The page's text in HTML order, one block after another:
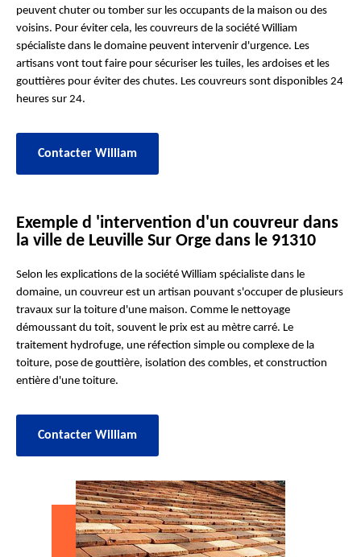
peuvent chuter ou tomber sur les occupants de la maison ou des
voisins. Pour éviter cela, les couvreurs de la société William
spécialiste dans le domaine peuvent intervenir d'urgence. Les
artisans vont tout faire pour sécuriser les tuiles, les ardoises et les
gouttières pour éviter des chutes. Les couvreurs sont disponibles 24
heures sur 24.
Contacter William
Exemple d 'intervention d'un couvreur dans
la ville de Leuville Sur Orge dans le 91310
Selon les explications de la société William spécialiste dans le
domaine, un couvreur est un artisan pouvant s'occuper de plusieurs
travaux sur la toiture d'une maison. Comme le nettoyage
démoussant du toit, souvent le prix est au mètre carré. Le
traitement hydrofuge, une réfection simple ou complexe de la
toiture, pose de gouttière, isolation des combles, et construction
entière d'une toiture.
Contacter William